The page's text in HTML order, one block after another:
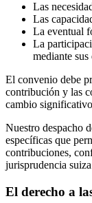
Las
Las
La eventual
La
mediante sus
El convenio debe
contribución y las
cambio
Nuestro despacho
específicas que
contribuciones,
jurisprudencia
El derecho a